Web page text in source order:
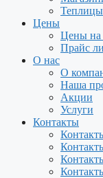
Теплицы
Цены
Цены
Прайс
О нас
О
Наша
Акции
Услуги
Контакты